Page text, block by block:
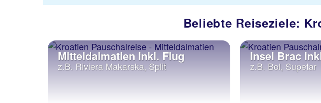
Beliebte Reiseziele:
Mitteldalmatien inkl. Flug
z.B. Riviera Makarska, Split
Insel Brac
z.B. Bol, Supetar